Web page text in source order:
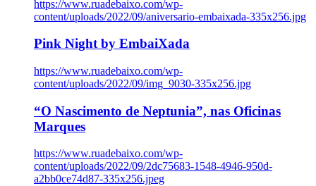
https://www.ruadebaixo.com/wp-
content/uploads/2022/09/aniversario-embaixada-335x256.jpg
Pink Night by EmbaiXada
https://www.ruadebaixo.com/wp-
content/uploads/2022/09/img_9030-335x256.jpg
“O Nascimento de Neptunia”, nas Oficinas
Marques
https://www.ruadebaixo.com/wp-
content/uploads/2022/09/2dc75683-1548-4946-950d-
a2bb0ce74d87-335x256.jpeg